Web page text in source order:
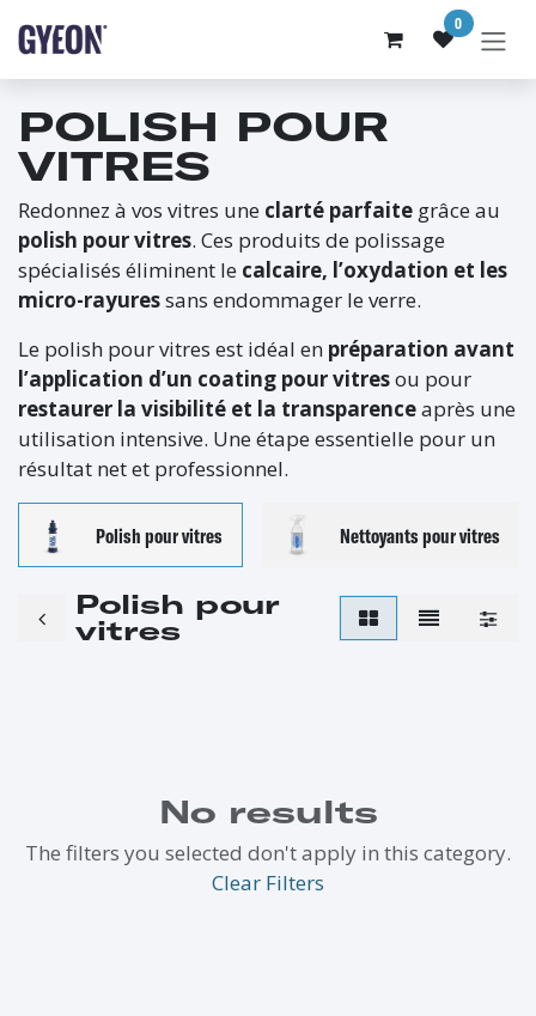
0
POLISH POUR
VITRES
Redonnez à vos vitres une clarté parfaite grâce au
polish pour vitres. Ces produits de polissage
spécialisés éliminent le calcaire, l’oxydation et les
micro-rayuressans endommager le verre.
Le polish pour vitres est idéal en préparation avant
l’application d’un coating pour vitresou pour
restaurer la visibilité et la transparenceaprès une
utilisation intensive. Une étape essentielle pour un
résultat net et professionnel.
Polish pour vitres Nettoyants pour vitres
Polish pour
vitres
No results
The filters you selected don't apply in this category.
Clear Filters